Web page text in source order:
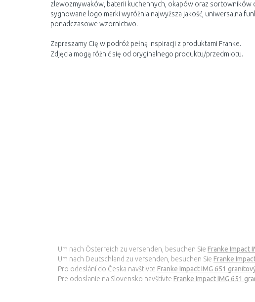
zlewozmywaków, baterii kuchennych, okapów oraz sortowników
sygnowane logo marki wyróżnia najwyższa jakość, uniwersalna
ponadczasowe wzornictwo.
Zapraszamy Cię w podróż pełną inspiracji z produktami Franke.
Zdjęcia mogą różnić się od oryginalnego produktu/przedmiotu.
Um nach Österreich zu versenden, besuchen Sie Franke Impact
Um nach Deutschland zu versenden, besuchen Sie Franke
Pro odeslání do Česka navštivte Franke Impact IMG 651
Pre odoslanie na Slovensko navštívte Franke Impact IMG 651